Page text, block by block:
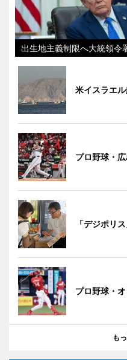
出生地主義制限へ大統領令
米イスラエ
プロ野球・
「デジポリ
プロ野球・
も